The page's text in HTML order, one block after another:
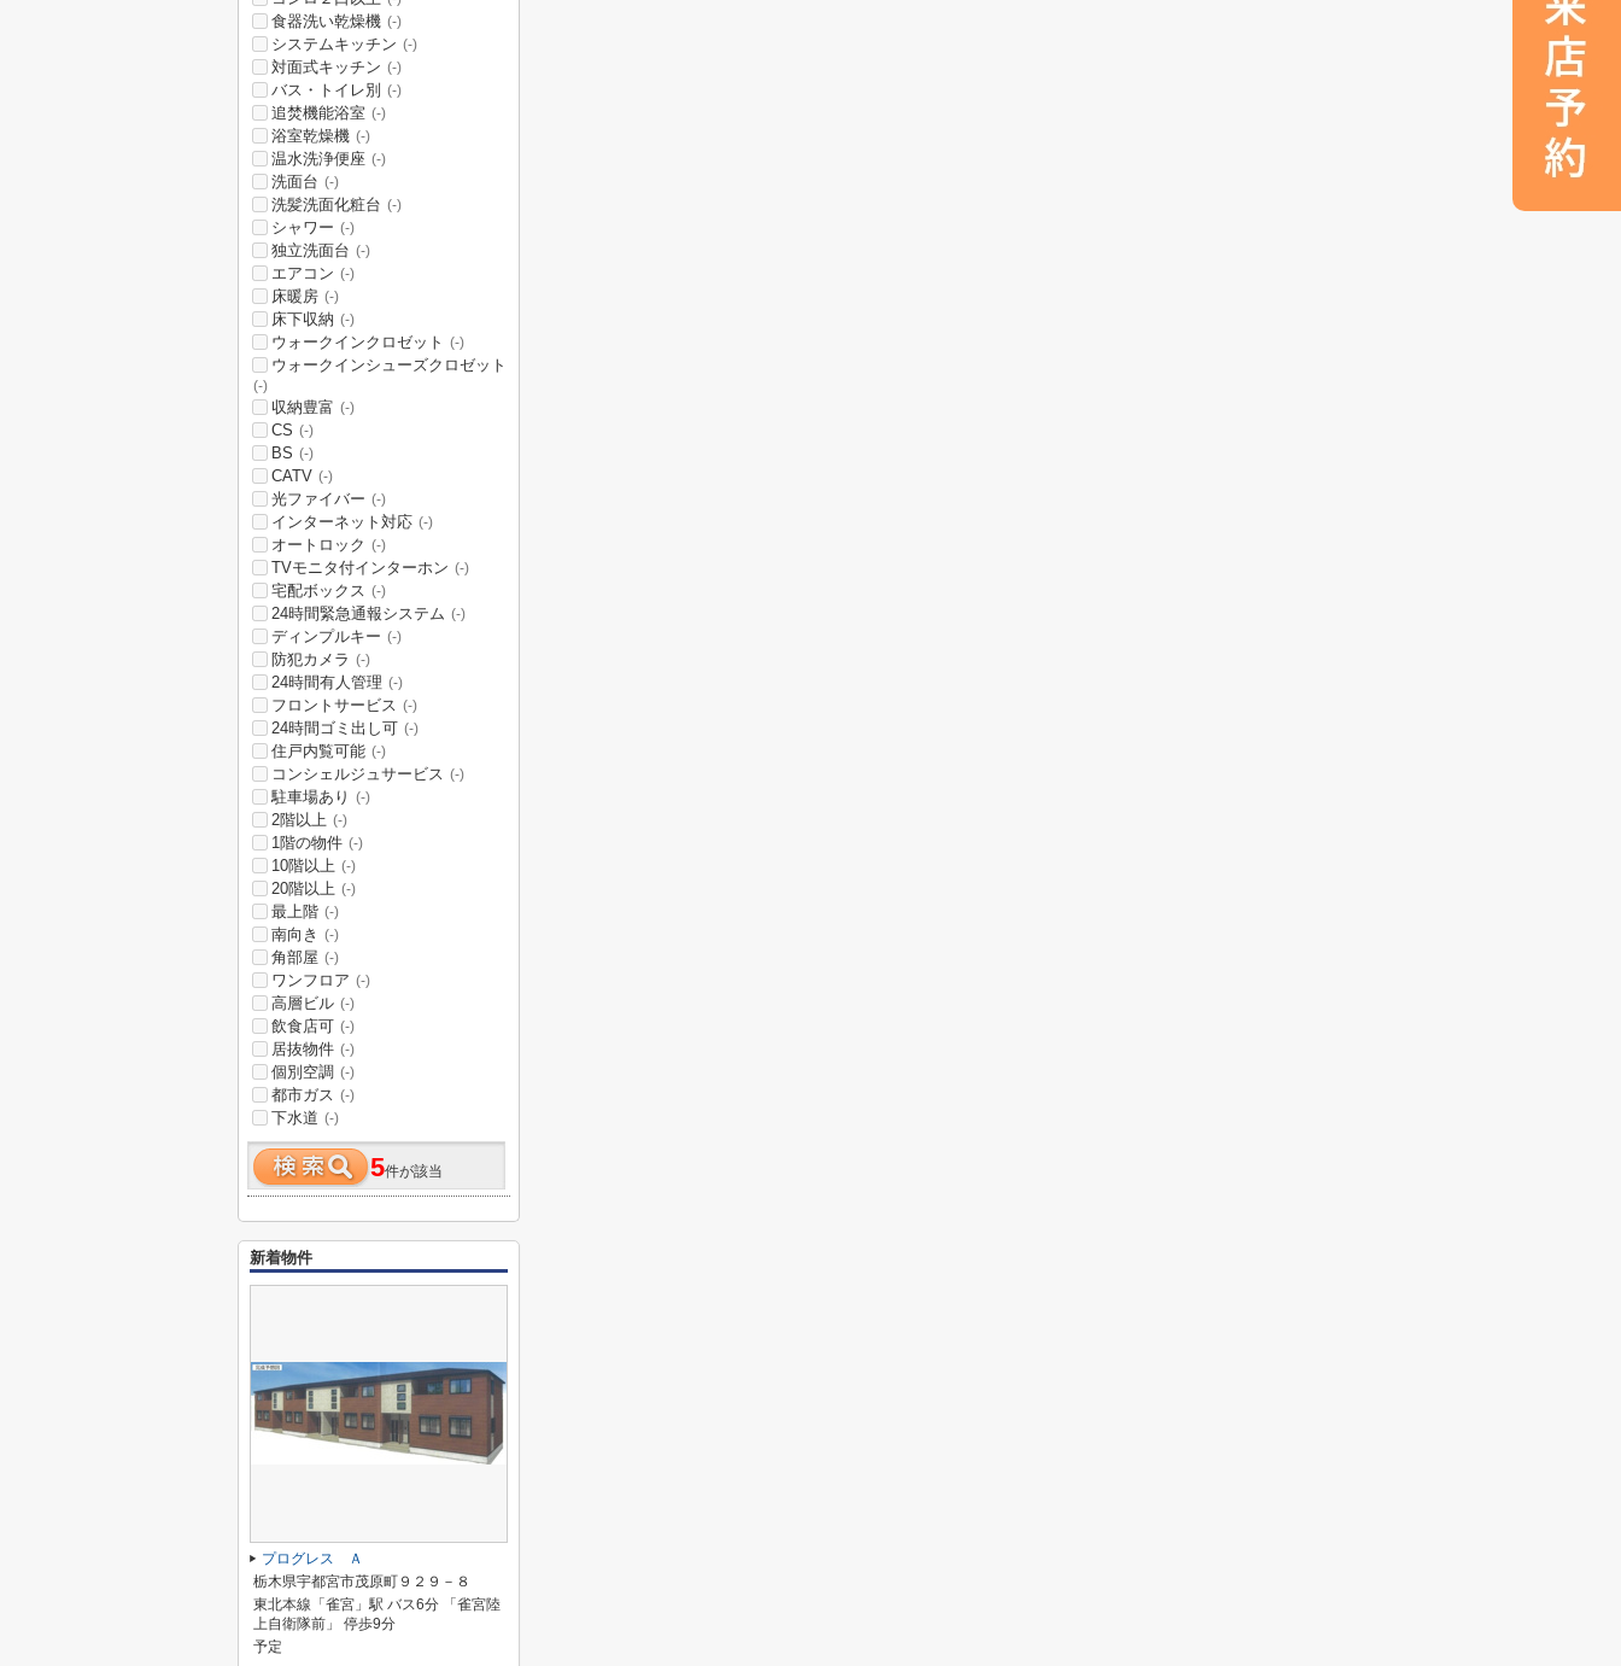
食器洗い乾燥機 (-)
システムキッチン (-)
対面式キッチン (-)
バス・トイレ別 (-)
追焚機能浴室 (-)
浴室乾燥機 (-)
温水洗浄便座 (-)
洗面台 (-)
洗髪洗面化粧台 (-)
シャワー (-)
独立洗面台 (-)
エアコン (-)
床暖房 (-)
床下収納 (-)
ウォークインクロゼット (-)
ウォークインシューズクロゼット
(-)
収納豊富 (-)
CS (-)
BS (-)
CATV (-)
光ファイバー (-)
インターネット対応 (-)
オートロック (-)
TVモニタ付インターホン (-)
宅配ボックス (-)
24時間緊急通報システム (-)
ディンプルキー (-)
防犯カメラ (-)
24時間有人管理 (-)
フロントサービス (-)
24時間ゴミ出し可 (-)
住戸内覧可能 (-)
コンシェルジュサービス (-)
駐車場あり (-)
2階以上 (-)
1階の物件 (-)
10階以上 (-)
20階以上 (-)
最上階 (-)
南向き (-)
角部屋 (-)
ワンフロア (-)
高層ビル (-)
飲食店可 (-)
居抜物件 (-)
個別空調 (-)
都市ガス (-)
下水道 (-)
5件が該当
新着物件
プログレス Ａ
栃木県宇都宮市茂原町９２９－８
東北本線「雀宮」駅 バス6分 「雀宮陸
上自衛隊前」 停歩9分
予定